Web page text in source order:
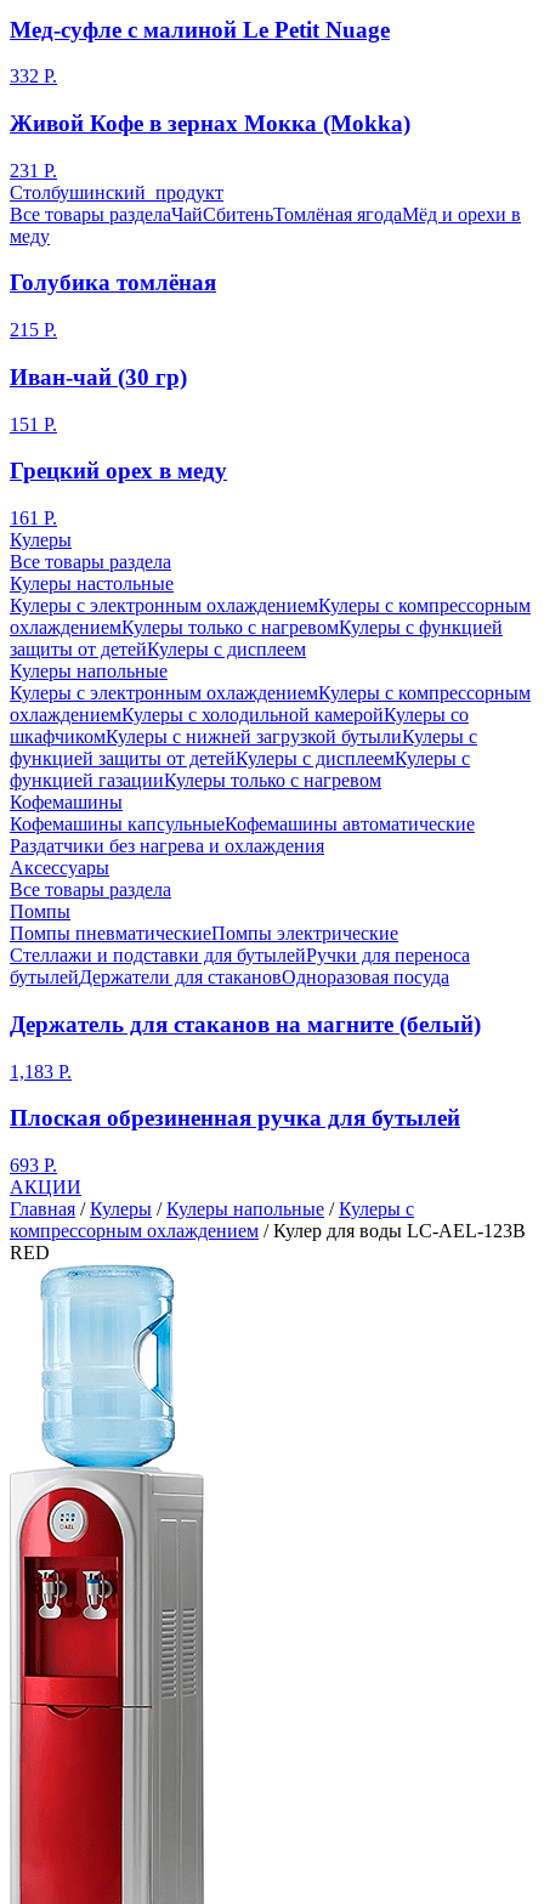
Мед-суфле с малиной Le Petit Nuage
332 Р.
Живой Кофе в зернах Мокка (Mokka)
231 Р.
Столбушинский продукт
Все товары разделаЧайСбитеньТомлёная ягодаМёд и орехи в
меду
Голубика томлёная
215 Р.
Иван-чай (30 гр)
151 Р.
Грецкий орех в меду
161 Р.
Кулеры
Все товары раздела
Кулеры настольные
Кулеры с электронным охлаждениемКулеры с компрессорным
охлаждениемКулеры только с нагревомКулеры с функцией
защиты от детейКулеры с дисплеем
Кулеры напольные
Кулеры с электронным охлаждениемКулеры с компрессорным
охлаждениемКулеры с холодильной камеройКулеры со
шкафчикомКулеры с нижней загрузкой бутылиКулеры с
функцией защиты от детейКулеры с дисплеемКулеры с
функцией газацииКулеры только с нагревом
Кофемашины
Кофемашины капсульныеКофемашины автоматические
Раздатчики без нагрева и охлаждения
Аксессуары
Все товары раздела
Помпы
Помпы пневматическиеПомпы электрические
Стеллажи и подставки для бутылейРучки для переноса
бутылейДержатели для стакановОдноразовая посуда
Держатель для стаканов на магните (белый)
1,183 Р.
Плоская обрезиненная ручка для бутылей
693 Р.
АКЦИИ
Главная /Кулеры /Кулеры напольные /Кулеры с
компрессорным охлаждением /Кулер для воды LC-AEL-123B
RED